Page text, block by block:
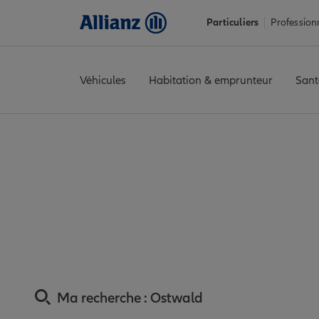
Particuliers
Véhicules Habitation & emprunteur
Ma recherche : Ostwald